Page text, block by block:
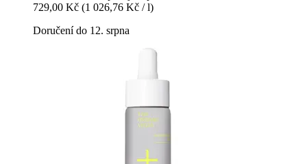
729,00 Kč (1 026,76 Kč / l)
Doručení do 12. srpna